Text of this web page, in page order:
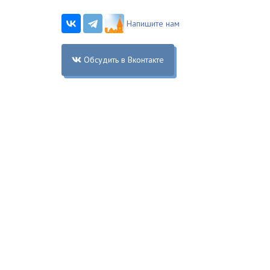
Напишите нам
Обсудить в Вконтакте